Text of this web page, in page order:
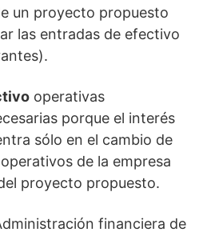
un proyecto propuesto
las entradas de efectivo
operativas
porque el interés
sólo en el cambio de
de la empresa
proyecto propuesto.
financiera de